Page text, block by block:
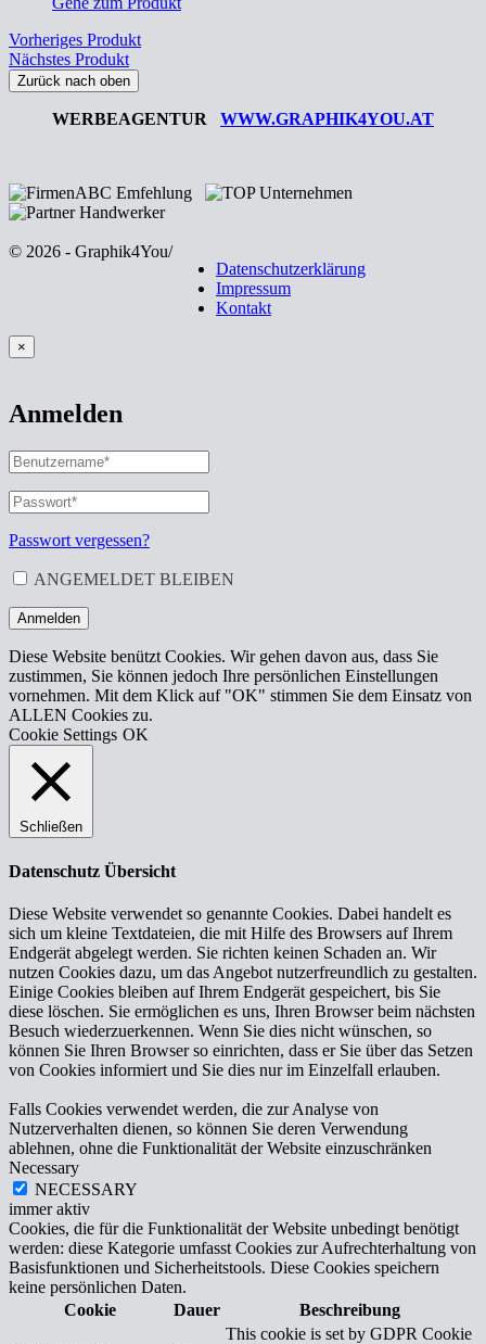
Vorheriges Produkt
Nächstes Produkt
Zurück nach oben
WERBEAGENTUR WWW.GRAPHIK4YOU.AT
© 2026 - Graphik4You/
Datenschutzerklärung
Impressum
Kontakt
×
Anmelden
BENUTZERNAME
ODER
E-
MAIL-
ADRESSE*
ERFORDERLICH
PASSWORT
ERFORDERLICH
Passwort vergessen?
ANGEMELDET BLEIBEN
Anmelden
Diese Website benützt Cookies. Wir gehen davon aus, dass Sie
zustimmen, Sie können jedoch Ihre persönlichen Einstellungen
vornehmen. Mit dem Klick auf "OK" stimmen Sie dem Einsatz von
ALLEN Cookies zu.
Cookie Settings OK
Schließen
Datenschutz Übersicht
Diese Website verwendet so genannte Cookies. Dabei handelt es
sich um kleine Textdateien, die mit Hilfe des Browsers auf Ihrem
Endgerät abgelegt werden. Sie richten keinen Schaden an. Wir
nutzen Cookies dazu, um das Angebot nutzerfreundlich zu gestalten.
Einige Cookies bleiben auf Ihrem Endgerät gespeichert, bis Sie
diese löschen. Sie ermöglichen es uns, Ihren Browser beim nächsten
Besuch wiederzuerkennen. Wenn Sie dies nicht wünschen, so
können Sie Ihren Browser so einrichten, dass er Sie über das Setzen
von Cookies informiert und Sie dies nur im Einzelfall erlauben.
Falls Cookies verwendet werden, die zur Analyse von
Nutzerverhalten dienen, so können Sie deren Verwendung
ablehnen, ohne die Funktionalität der Website einzuschränken
Necessary
NECESSARY
immer aktiv
Cookies, die für die Funktionalität der Website unbedingt benötigt
werden: diese Kategorie umfasst Cookies zur Aufrechterhaltung von
Basisfunktionen und Sicherheitstools. Diese Cookies speichern
keine persönlichen Daten.
Cookie
Dauer Beschreibung
This cookie is set by GDPR Cookie